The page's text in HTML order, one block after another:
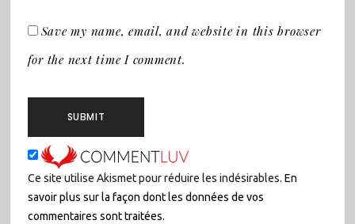
Save my name, email, and website in this browser
for the next time I comment.
Ce site utilise Akismet pour réduire les indésirables. En
savoir plus sur la façon dont les données de vos
commentaires sont traitées.